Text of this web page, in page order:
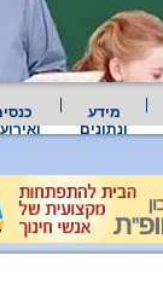
מידע
ונתונים